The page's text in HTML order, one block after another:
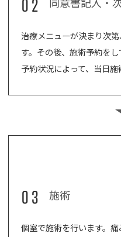
02
治療メニューが決まり次
す。その後、施術予約をし
予約状況によって、当日施
03 施術
個室で施術を行います。